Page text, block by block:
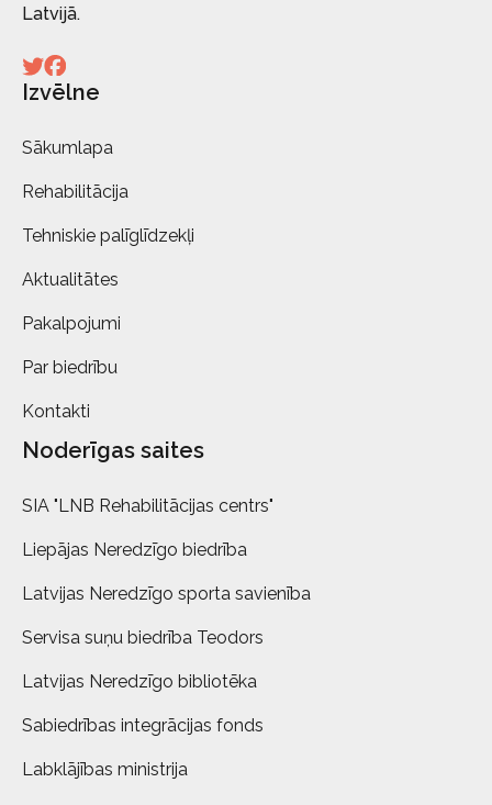
Latvijā.
Izvēlne
Sākumlapa
Rehabilitācija
Tehniskie palīglīdzekļi
Aktualitātes
Pakalpojumi
Par biedrību
Kontakti
Noderīgas saites
SIA "LNB Rehabilitācijas centrs"
Liepājas Neredzīgo biedrība
Latvijas Neredzīgo sporta savienība
Servisa suņu biedrība Teodors
Latvijas Neredzīgo bibliotēka
Sabiedrības integrācijas fonds
Labklājības ministrija